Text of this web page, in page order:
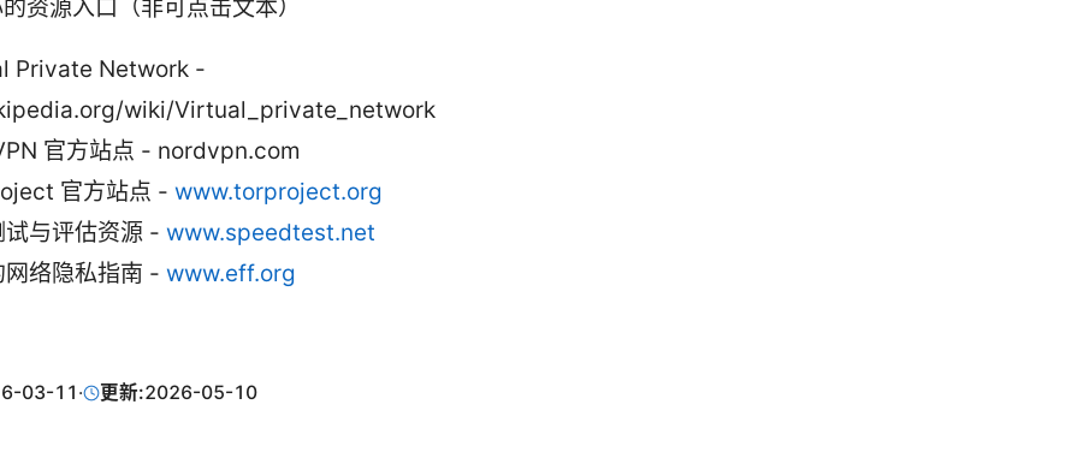
资源入口（非可点击文本）
Private Network -
wiki/Virtual_private_network
官方站点 - nordvpn.com
官方站点 - www.torproject.org
试与评估资源 - www.speedtest.net
网络隐私指南 - www.eff.org
03-11 · 更新:2026-05-10